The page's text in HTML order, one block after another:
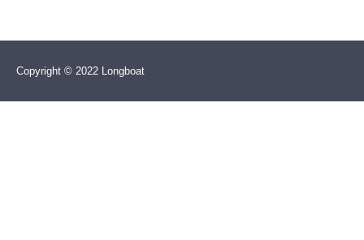
Copyright © 2022 Longboat